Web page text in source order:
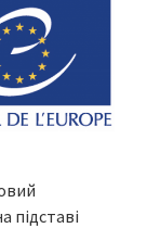
підставі